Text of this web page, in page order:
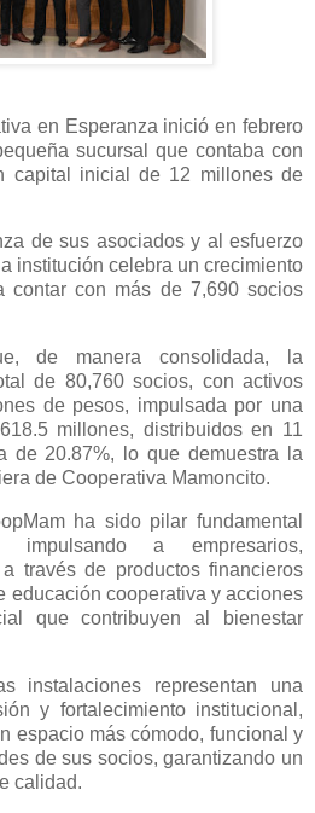
en Esperanza inició en febrero
sucursal que contaba con
capital inicial de 12 millones de
de sus asociados y al esfuerzo
institución celebra un crecimiento
contar con más de 7,690 socios
de manera consolidada, la
de 80,760 socios, con activos
de pesos, impulsada por una
millones, distribuidos en 11
de 20.87%, lo que demuestra la
de Cooperativa Mamoncito.
ha sido pilar fundamental
a empresarios,
través de productos financieros
educación cooperativa y acciones
que contribuyen al bienestar
instalaciones representan una
y fortalecimiento institucional,
espacio más cómodo, funcional y
de sus socios, garantizando un
calidad.